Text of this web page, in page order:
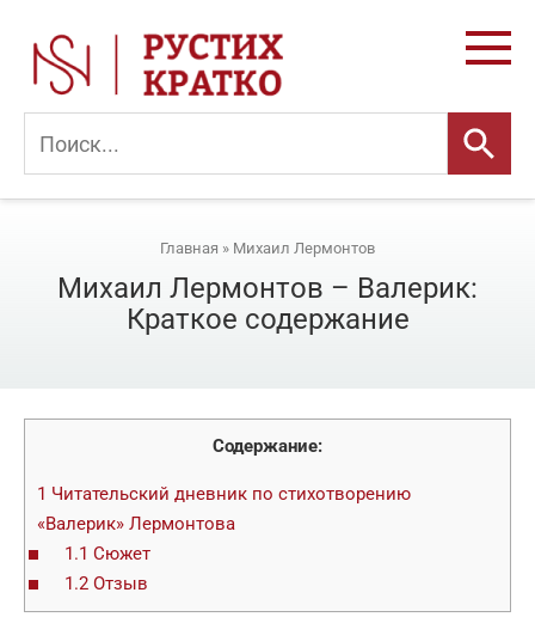
контенту
Главная » Михаил Лермонтов
Михаил Лермонтов – Валерик:
Краткое содержание
Содержание:
1 Читательский дневник по стихотворению
«Валерик» Лермонтова
1.1 Сюжет
1.2Отзыв